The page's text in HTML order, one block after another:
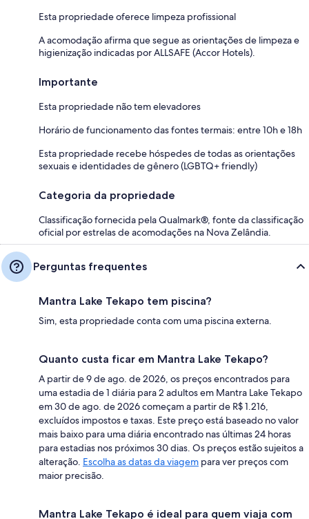
Esta propriedade oferece limpeza profissional
A acomodação afirma que segue as orientações de limpeza e
higienização indicadas por ALLSAFE (Accor Hotels).
Importante
Esta propriedade não tem elevadores
Horário de funcionamento das fontes termais: entre 10h e 18h
Esta propriedade recebe hóspedes de todas as orientações
sexuais e identidades de gênero (LGBTQ+ friendly)
Categoria da propriedade
Classificação fornecida pela Qualmark®, fonte da classificação
oficial por estrelas de acomodações na Nova Zelândia.
Perguntas frequentes
Mantra Lake Tekapo tem piscina?
Sim, esta propriedade conta com uma piscina externa.
Quanto custa ficar em Mantra Lake Tekapo?
A partir de 9 de ago. de 2026, os preços encontrados para
uma estadia de 1 diária para 2 adultos em Mantra Lake Tekapo
em 30 de ago. de 2026 começam a partir de R$ 1.216,
excluídos impostos e taxas. Este preço está baseado no valor
mais baixo para uma diária encontrado nas últimas 24 horas
para estadias nos próximos 30 dias. Os preços estão sujeitos a
alteração. Escolha as datas da viagem para ver preços com
maior precisão.
Mantra Lake Tekapo é ideal para quem viaja com